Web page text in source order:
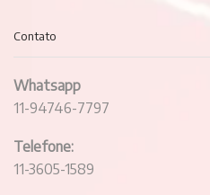
Contato
Whatsapp
11-94746-7797
Telefone:
11-3605-1589